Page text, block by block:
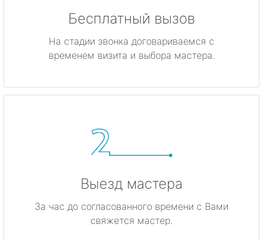
Бесплатный вызов
На стадии звонка договариваемся с
временем визита и выбора мастера.
Выезд мастера
За час до согласованного времени с Вами
свяжется мастер.